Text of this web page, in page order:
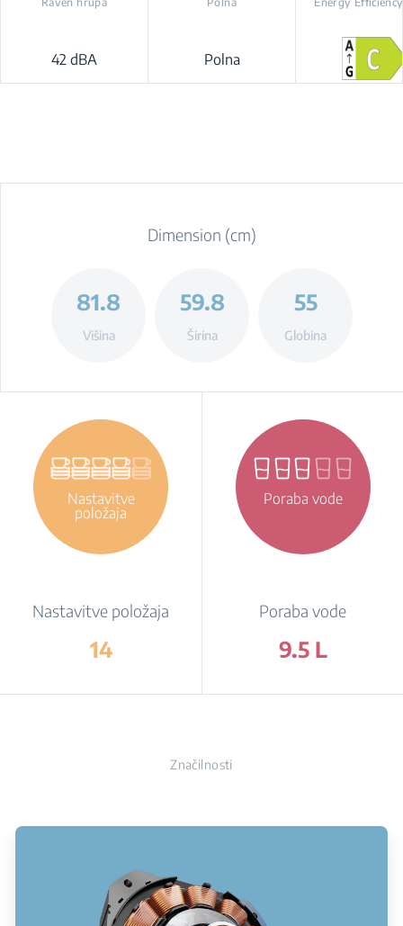
42 dBA Polna
Dimension (cm)
81.8
Višina
59.8
Širina
55
Globina
Nastavitve
položaja
Nastavitve položaja
14
Poraba vode
Poraba vode
9.5 L
Značilnosti